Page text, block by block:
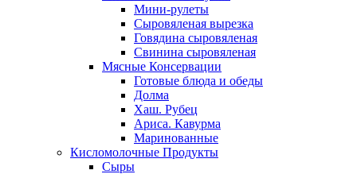
Мини-рулеты
Сыровяленая вырезка
Говядина сыровяленая
Свинина сыровяленая
Мясные Консервации
Готовые блюда и обеды
Долма
Хаш. Рубец
Ариса. Кавурма
Маринованные
Кисломолочные Продукты
Сыры